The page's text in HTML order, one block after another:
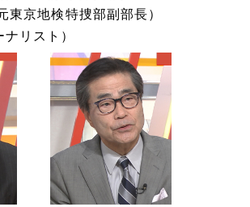
東京地検特捜部副部長）
リスト）